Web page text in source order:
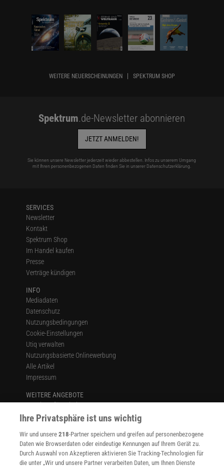
WEITERE NEUERSCHEINUNGEN SPEKTRUM SHOP
Spektrum.de-Newsletter abonnieren
JETZT ANMELDEN!
Sie können unsere Newsletter jederzeit wieder abbestellen. Infos zu unserem Umgang
mit Ihren personenbezogenen Daten finden Sie in unserer Datenschutzerklärung
SERVICES
Newsletter
Kontakt
Spektrum Shop
Im Handel kaufen
Presse
Verträge kündigen
INFO
Mediadaten
Datenschutz
Nutzungsbedingungen
Cookie-Einstellungen
Utiq verwalten
Nutzungsbasierte Onlinewerbung
Alle Artikel
Impressum
WEITERE ANGEBOTE
Angebote für Schulen
Angebote für Institutionen
Lexika
Für Spektrum schreiben
Zugänglichkeitserklärung
Ihre Privatsphäre ist uns wichtig
Wir und unsere218-Partner speichern und greifen auf personenbezogene
Daten wie Browserdaten oder eindeutige Kennungen auf Ihrem Gerät zu.
Durch Auswahl von Akzeptieren aktivieren Sie Tracking-Technologien für
die unter „Wir und unsere Partner verarbeiten Daten, um Ihnen Dienste